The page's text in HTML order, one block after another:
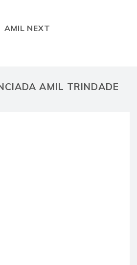
AMIL NEXT
AMIL TRINDADE